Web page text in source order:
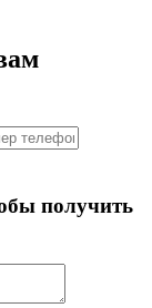
получить